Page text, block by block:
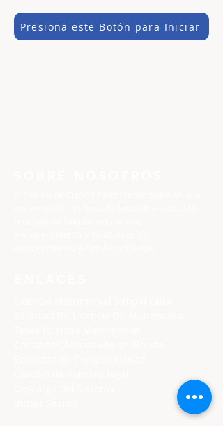
Presiona este Botón para Iniciar